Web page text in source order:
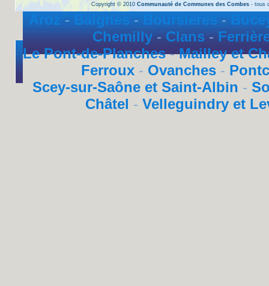
Copyright © 2010 Communauté de Communes des Combes- tous
Aroz - Baignes - Boursières -
Chemilly-Clans-
Le Pont-de-Planches-Mailley et
Ferroux - Ovanches -
Scey-sur-Saône et Saint-Albin -
Châtel - Velleguindry et